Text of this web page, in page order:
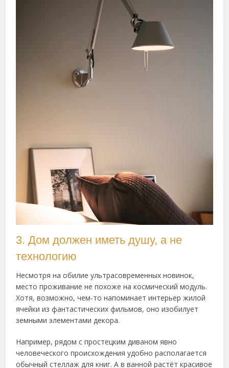
3. Дом должен иметь душу, а не
технологию
Несмотря на обилие ультрасовременных новинок,
место проживание не похоже на космический модуль.
Хотя, возможно, чем-то напоминает интерьер жилой
ячейки из фантастических фильмов, оно изобилует
земными элементами декора.
Например, рядом с простецким диваном явно
человеческого происхождения удобно располагается
обычный стеллаж для книг. А в ванной растёт красивое